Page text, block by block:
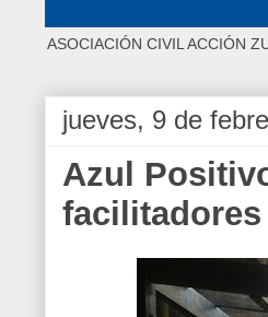
ASOCIACIÓN CIVIL ACCIÓN
jueves, 9 de
Azul
facilitadores